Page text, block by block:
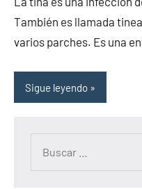
la
salud
comentarios
También es llamada
varios parches. Es una
Sigue leyendo